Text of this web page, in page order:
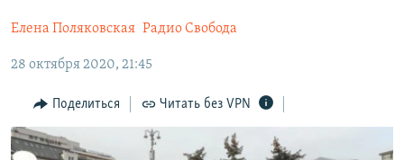
главной
Вернутся
поиску
11 ЛЕТ ОККУПАЦИИ КРЫМА. 11 ИСТОРИЙ СОПРОТИВЛЕНИЯ
ЕЩЕ
ИНТЕРАКТИВ
ИНФОГРАФИКА
ТЕЛЕПРОЕКТ КРЫМ.РЕАЛИИ
РАДІО СВОБОДА
КАК ОБОЙТИ БЛОКИРОВКУ
Українською
Елена Поляковская Радио Свобода
28 октября 2020, 21:45
Поделиться Читать без VPN